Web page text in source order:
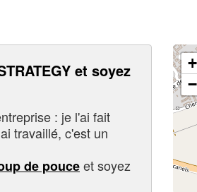
et soyez
: je l'ai fait
travaillé, c'est un
de pouceet soyez
+
−